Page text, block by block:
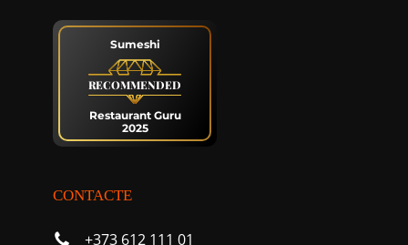
Sumeshi
RECOMMENDED
Restaurant Guru
2025
CONTACTE
+373 612 111 01